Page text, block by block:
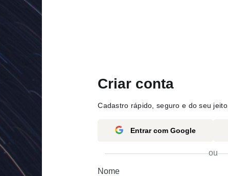
Criar conta
Cadastro rápido, seguro e do seu jeito.
Entrar com Google
ou
Nome